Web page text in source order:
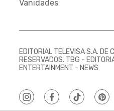
Vanidades
EDITORIAL TELEVISA S.A. DE
RESERVADOS. TBG -
ENTERTAINMENT - NEWS
instagramfacebooktiktok